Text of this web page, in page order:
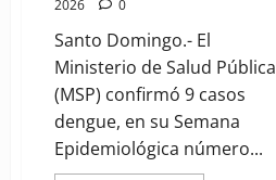
2026
0
Santo Domingo.- El
Ministerio de Salud Pública
(MSP) confirmó 9 casos
dengue, en su Semana
Epidemiológica número...